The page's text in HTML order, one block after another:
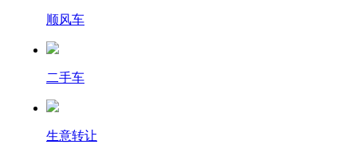
顺风车
二手车
生意转让